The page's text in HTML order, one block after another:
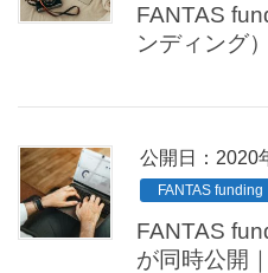
FANTAS
ンディング
公開日： 2020
FANTAS funding
FANTAS
が同時公開